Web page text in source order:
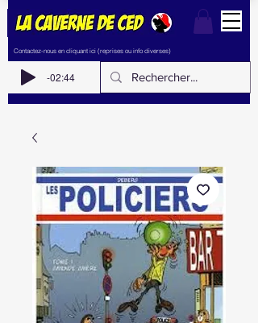
Contactez-nous en cliquant ici (reprises ou info diverses)
-02:44